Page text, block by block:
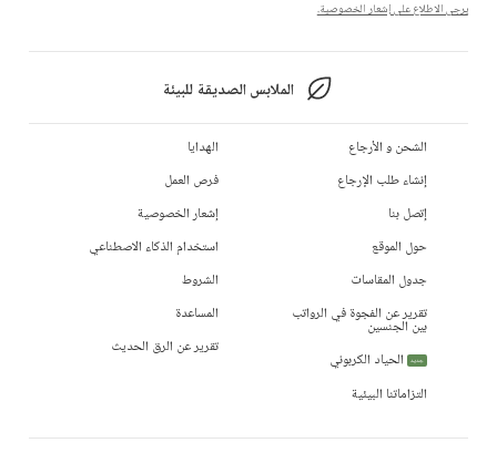
يرجى الاطلاع على إشعار الخصوصية.
الملابس الصديقة للبيئة
الشحن و الأرجاع
إنشاء طلب الإرجاع
إتصل بنا
حول الموقع
جدول المقاسات
تقرير عن الفجوة في الرواتب
بين الجنسين
جديد
الحياد الكربوني
التزاماتنا البيئية
الهدايا
فرص العمل
إشعار الخصوصية
استخدام الذكاء الاصطناعي
الشروط
المساعدة
تقرير عن الرق الحديث